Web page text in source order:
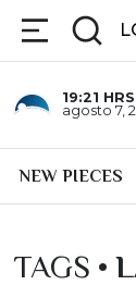
19:21 HRS
agosto 7,
NEW PIECES
TAGS •